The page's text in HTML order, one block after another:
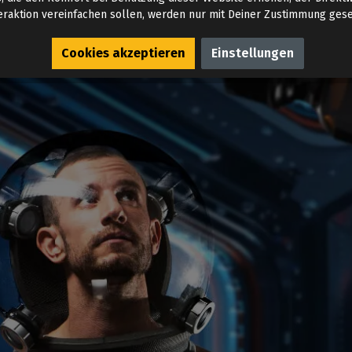
vereinfachen sollen, werden nur mit Deiner Zustimmung
Cookies akzeptieren Einstellungen